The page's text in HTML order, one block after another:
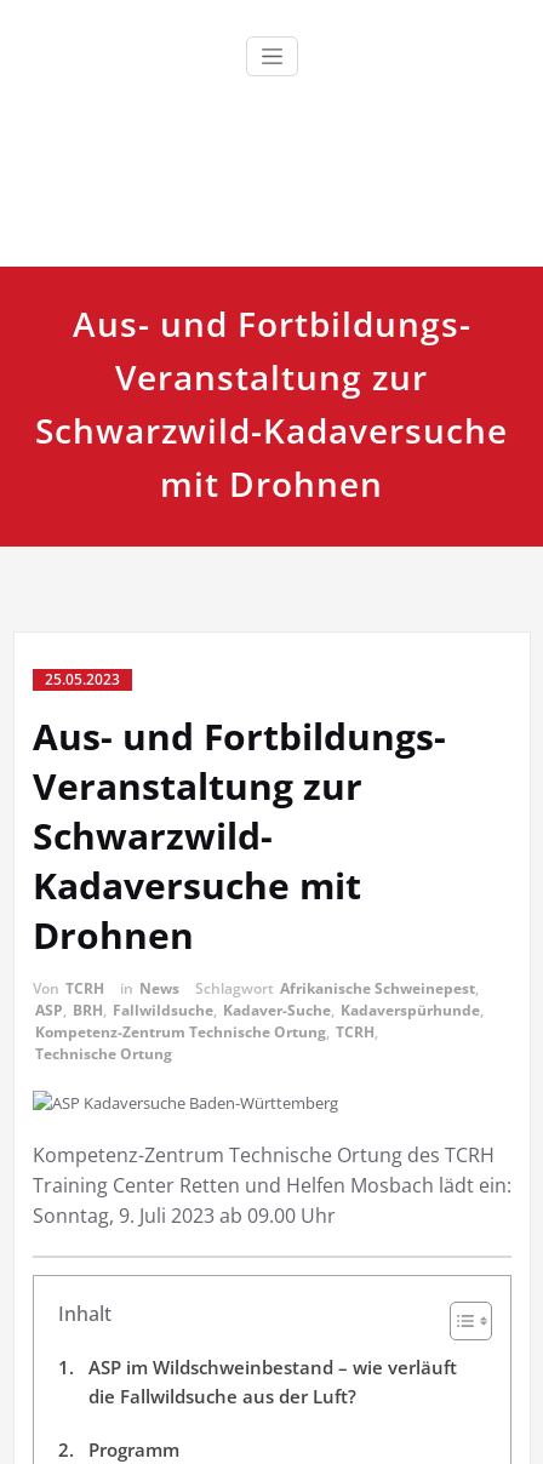
TCRH Training Center Retten
und Helfen
Aus- und Fortbildungs-
Veranstaltung zur
Schwarzwild-Kadaversuche
mit Drohnen
25.05.2023
Aus- und Fortbildungs-
Veranstaltung zur
Schwarzwild-
Kadaversuche mit
Drohnen
Von TCRH in News Schlagwort Afrikanische Schweinepest,
ASP, BRH, Fallwildsuche, Kadaver-Suche, Kadaverspürhunde,
Kompetenz-Zentrum Technische Ortung, TCRH,
Technische Ortung
Kompetenz-Zentrum Technische Ortung des TCRH
Training Center Retten und Helfen Mosbach lädt ein:
Sonntag, 9. Juli 2023 ab 09.00 Uhr
Inhalt
ASP im Wildschweinbestand – wie verläuft
die Fallwildsuche aus der Luft?
Programm